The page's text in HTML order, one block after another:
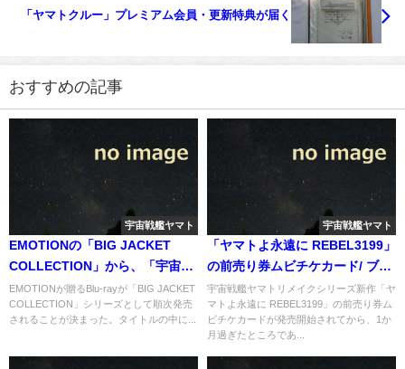
「ヤマトクルー」プレミアム会員・更新特典が届く
おすすめの記事
宇宙戦艦ヤマト
EMOTIONの「BIG JACKET
COLLECTION」から、「宇宙戦
艦ヤマト」他5作がビッグジャケ
ット＋Blu-ray販売へ
EMOTIONが贈るBlu-rayが「BIG JACKET
COLLECTION」シリーズとして順次発売
されることが決まった。タイトルの中に...
宇宙戦艦ヤマト
「ヤマトよ永遠に REBEL3199」
の前売り券ムビチケカード/ ブル
ーレイ/ ヤマトよ永遠に
REBEL3199のあの子は
宇宙戦艦ヤマトリメイクシリーズ新作「ヤ
マトよ永遠に REBEL3199」の前売り券ム
ビチケカードが発売開始されてから、1か
月過ぎたところであ...